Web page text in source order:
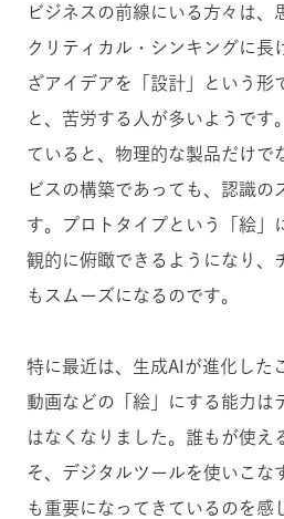
ビジネスの前線にいる方々は、
クリティカル・シンキングに長
ざアイデアを「設計」という形
と、苦労する人が多いようです
ていると、物理的な製品だけで
ビスの構築であっても、認識の
す。プロトタイプという「絵」
観的に俯瞰できるようになり、
もスムーズになるのです。
特に最近は、生成AIが進化した
動画などの「絵」にする能力は
はなくなりました。誰もが使え
そ、デジタルツールを使いこな
も重要になってきているのを感